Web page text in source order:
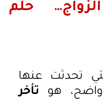
حلم
تحدثت عنها
واضح، هو تأخر